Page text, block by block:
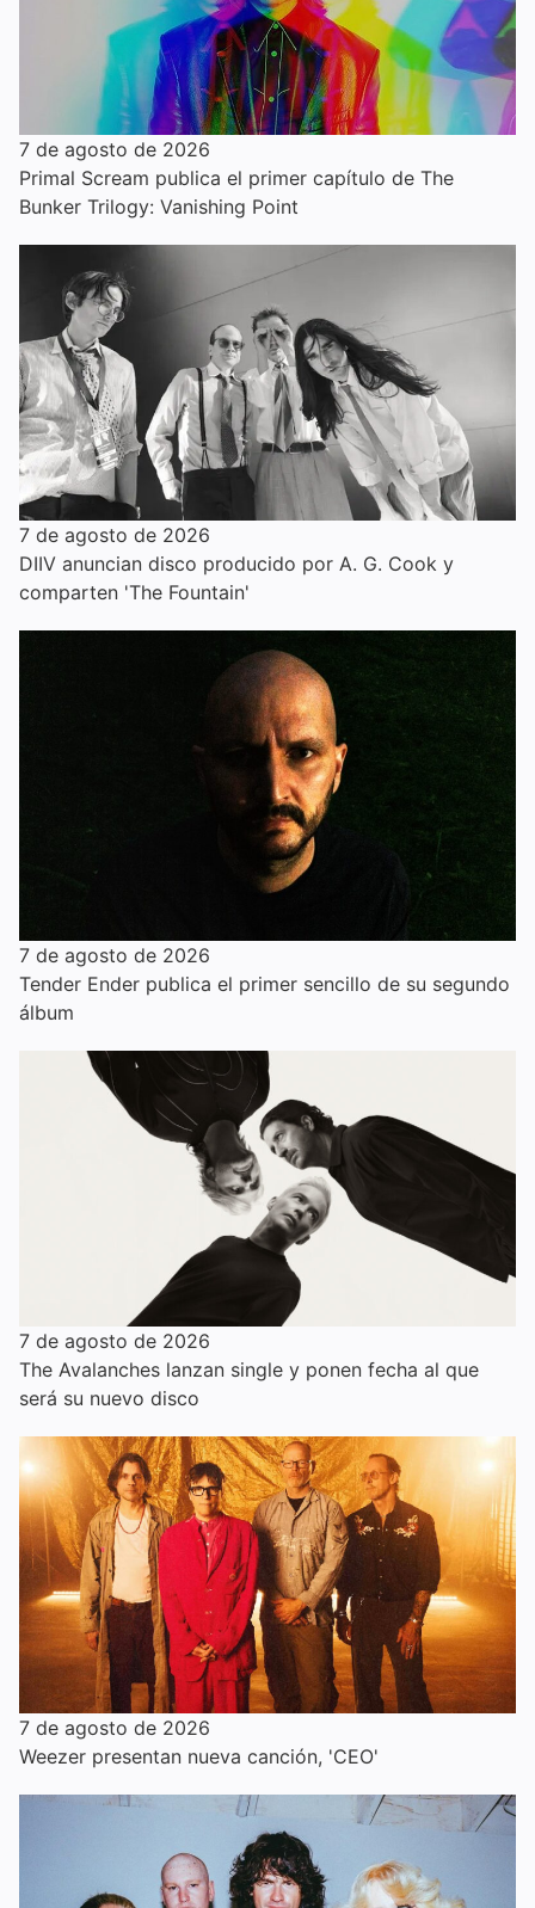
7 de agosto de 2026
Primal Scream publica el primer capítulo de The
Bunker Trilogy: Vanishing Point
7 de agosto de 2026
DIIV anuncian disco producido por A. G. Cook y
comparten 'The Fountain'
7 de agosto de 2026
Tender Ender publica el primer sencillo de su segundo
álbum
7 de agosto de 2026
The Avalanches lanzan single y ponen fecha al que
será su nuevo disco
7 de agosto de 2026
Weezer presentan nueva canción, 'CEO'